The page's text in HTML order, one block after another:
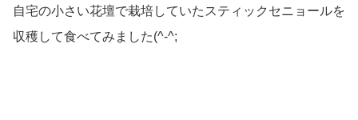
自宅の小さい花壇で栽培していたスティックセニョールを
収穫して食べてみました(^-^;